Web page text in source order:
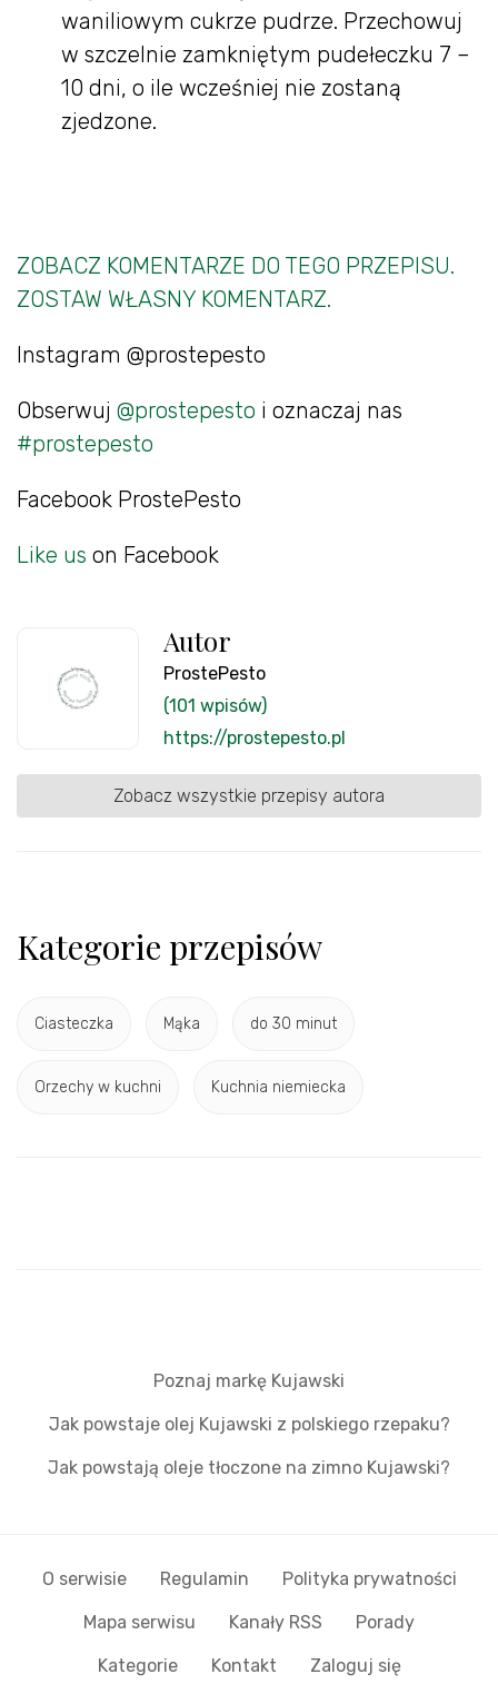
waniliowym cukrze pudrze. Przechowuj
w szczelnie zamkniętym pudełeczku 7 –
10 dni, o ile wcześniej nie zostaną
zjedzone.
ZOBACZ KOMENTARZE DO TEGO PRZEPISU.
ZOSTAW WŁASNY KOMENTARZ.
Instagram @prostepesto
Obserwuj @prostepesto i oznaczaj nas
#prostepesto
Facebook ProstePesto
Like us on Facebook
Autor
ProstePesto
(101 wpisów)
https://prostepesto.pl
Zobacz wszystkie przepisy autora
Kategorie przepisów
Ciasteczka Mąka do 30 minut
Orzechy w kuchni Kuchnia niemiecka
Poznaj markę Kujawski
Jak powstaje olej Kujawski z polskiego rzepaku?
Jak powstają oleje tłoczone na zimno Kujawski?
O serwisie Regulamin Polityka prywatności
Mapa serwisu Kanały RSS Porady
Kategorie Kontakt Zaloguj się